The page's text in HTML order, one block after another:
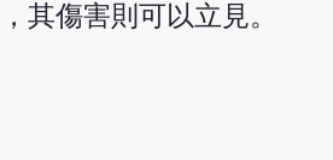
其傷害則可以立見。